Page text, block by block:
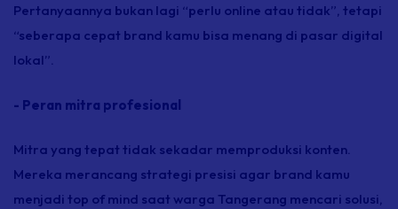
Pertanyaannya bukan lagi “perlu online atau tidak”, tetapi
“seberapa cepat brand kamu bisa menang di pasar digital
lokal”.
- Peran mitra profesional
Mitra yang tepat tidak sekadar memproduksi konten.
Mereka merancang strategi presisi agar brand kamu
menjadi top of mind saat warga Tangerang mencari solusi,